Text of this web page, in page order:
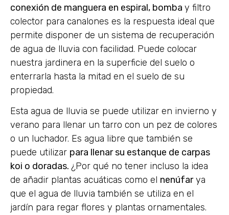
conexión de manguera en espiral, bomba y filtro
colector para canalones es la respuesta ideal que
permite disponer de un sistema de recuperación
de agua de lluvia con facilidad. Puede colocar
nuestra jardinera en la superficie del suelo o
enterrarla hasta la mitad en el suelo de su
propiedad.
Esta agua de lluvia se puede utilizar en invierno y
verano para llenar un tarro con un pez de colores
o un luchador. Es agua libre que también se
puede utilizar para llenar su estanque de carpas
koi o doradas. ¿Por qué no tener incluso la idea
de añadir plantas acuáticas como el nenúfarya
que el agua de lluvia también se utiliza en el
jardín para regar flores y plantas ornamentales.